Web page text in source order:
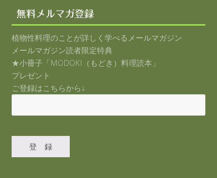
無料メルマガ登録
植物性料理のことが詳しく学べるメールマガジン
メールマガジン読者限定特典
★小冊子「MODOKI（もどき）料理読本」
プレゼント
ご登録はこちらから↓